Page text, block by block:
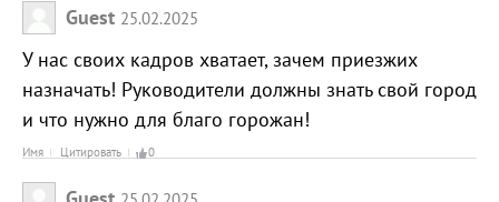
Guest 25.02.2025
У нас своих кадров хватает, зачем приезжих
назначать! Руководители должны знать свой город
и что нужно для благо горожан!
Имя Цитировать 0